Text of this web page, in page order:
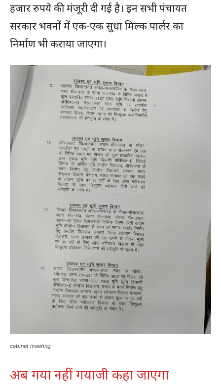
हजार रुपये की मंजूरी दी गई है। इन सभी पंचायत
सरकार भवनों में एक-एक सुधा मिल्क पार्लर का
निर्माण भी कराया जाएगा।
cabinet meeting
अब गया नहीं गयाजी कहा जाएगा